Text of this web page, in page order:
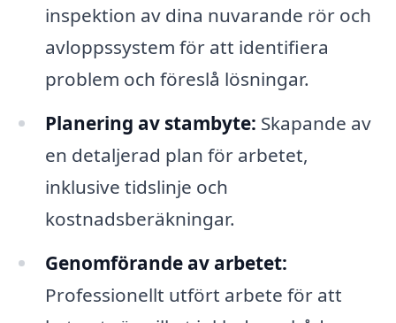
inspektion av dina nuvarande rör och
avloppssystem för att identifiera
problem och föreslå lösningar.
Planering av stambyte: Skapande av
en detaljerad plan för arbetet,
inklusive tidslinje och
kostnadsberäkningar.
Genomförande av arbetet:
Professionellt utfört arbete för att